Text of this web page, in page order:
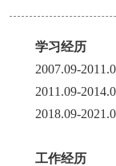
学习经历
2007.09-
2011.09-
2018.09-
工作经历